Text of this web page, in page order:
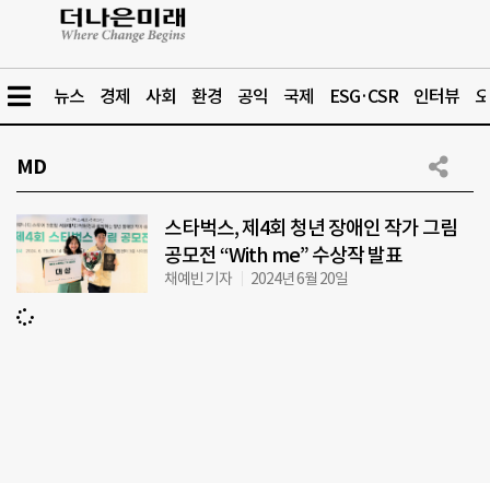
뉴스 경제 사회 환경 공익 국제 ESG·CSR 인터뷰
MD
스타벅스, 제4회 청년 장애인 작가 그림
공모전 “With me” 수상작 발표
채예빈 기자 2024년 6월 20일